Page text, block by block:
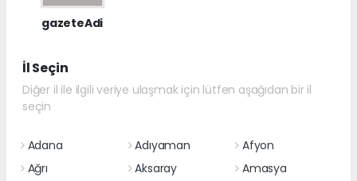
gazeteAdi
İl Seçin
Diğer il ile ilgili veriye ulaşmak için lütfen aşağıdan bir il
seçin
Adana Adıyaman
Afyon
Ağrı
Aksaray
Amasya